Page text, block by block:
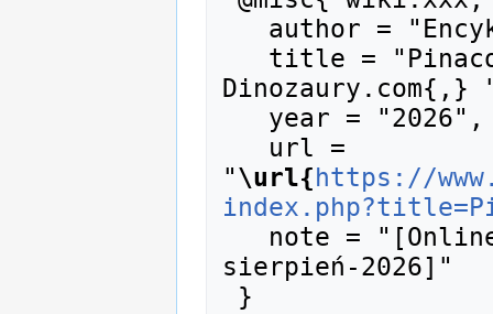
Dinozaury.com{,}
"\url{https://
sierpień-2026]"